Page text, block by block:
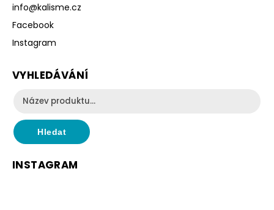
info@kalisme.cz
Facebook
Instagram
VYHLEDÁVÁNÍ
Hledat
INSTAGRAM